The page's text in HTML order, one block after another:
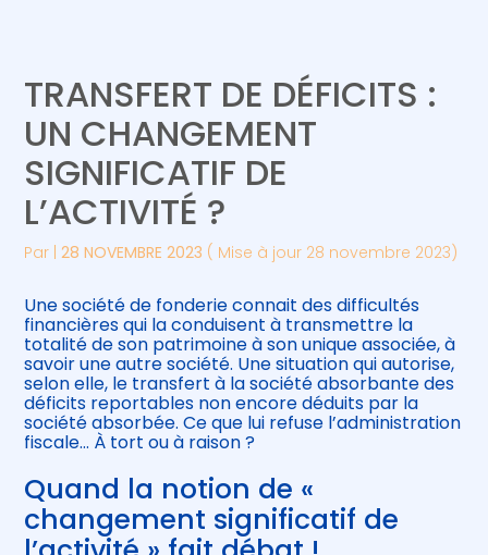
Gérer votre quotidien
Piloter votre entreprise
Développer votre entreprise
Être prêt pour la facturation
électronique
Suivre votre comptabilité
Gérer vos ressources humaines
TRANSFERT DE DÉFICITS :
UN CHANGEMENT
SIGNIFICATIF DE
L’ACTIVITÉ ?
Par |28 NOVEMBRE 2023 ( Mise à jour 28 novembre 2023)
Une société de fonderie connait des difficultés
financières qui la conduisent à transmettre la
totalité de son patrimoine à son unique associée, à
savoir une autre société. Une situation qui autorise,
selon elle, le transfert à la société absorbante des
déficits reportables non encore déduits par la
société absorbée. Ce que lui refuse l’administration
fiscale… À tort ou à raison ?
Quand la notion de «
changement significatif de